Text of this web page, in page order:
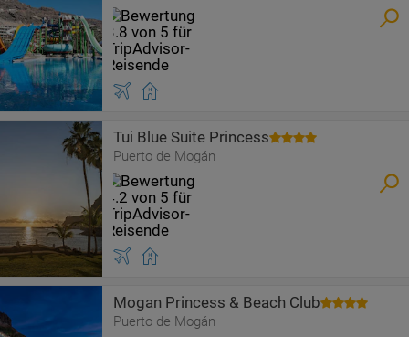
Tui Blue Suite Princess
Puerto de Mogán
Mogan Princess & Beach Club
Puerto de Mogán